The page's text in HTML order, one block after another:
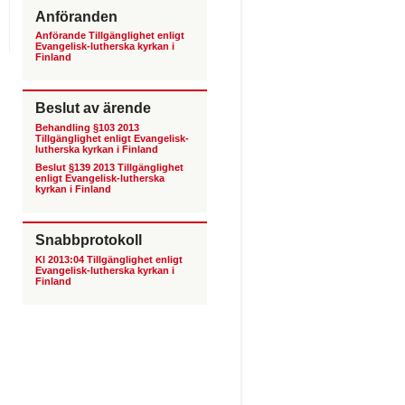
Anföranden
Anförande Tillgänglighet enligt
Evangelisk-lutherska kyrkan i
Finland
Beslut av ärende
Behandling §103 2013
Tillgänglighet enligt Evangelisk-
lutherska kyrkan i Finland
Beslut §139 2013 Tillgänglighet
enligt Evangelisk-lutherska
kyrkan i Finland
Snabbprotokoll
Kl 2013:04 Tillgänglighet enligt
Evangelisk-lutherska kyrkan i
Finland